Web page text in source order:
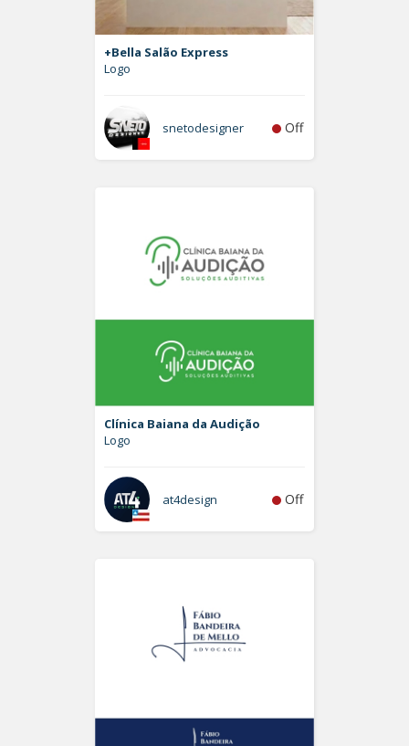
+Bella Salão Express
Logo
snetodesigner Off
Clínica Baiana da Audição
Logo
at4design Off